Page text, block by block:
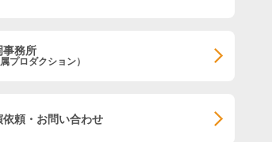
事務所
属プロダクション）
依頼・お問い合わせ